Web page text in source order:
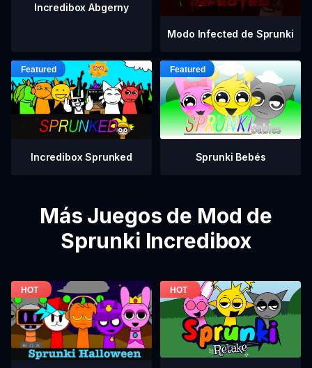
Incredibox Abgerny
Modo Infected de Sprunki
Incredibox Sprunked Sprunki Bebés
Más Juegos de Mod de
Sprunki Incredibox